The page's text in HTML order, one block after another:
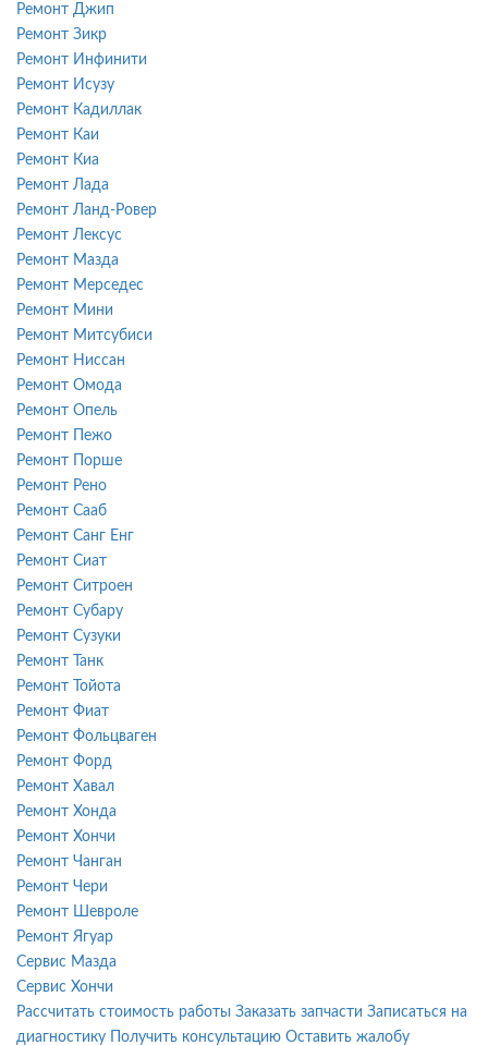
Ремонт Джип
Ремонт Зикр
Ремонт Инфинити
Ремонт Исузу
Ремонт Кадиллак
Ремонт Каи
Ремонт Киа
Ремонт Лада
Ремонт Ланд-Ровер
Ремонт Лексус
Ремонт Мазда
Ремонт Мерседес
Ремонт Мини
Ремонт Митсубиси
Ремонт Ниссан
Ремонт Омода
Ремонт Опель
Ремонт Пежо
Ремонт Порше
Ремонт Рено
Ремонт Сааб
Ремонт Санг Енг
Ремонт Сиат
Ремонт Ситроен
Ремонт Субару
Ремонт Сузуки
Ремонт Танк
Ремонт Тойота
Ремонт Фиат
Ремонт Фольцваген
Ремонт Форд
Ремонт Хавал
Ремонт Хонда
Ремонт Хончи
Ремонт Чанган
Ремонт Чери
Ремонт Шевроле
Ремонт Ягуар
Сервис Мазда
Сервис Хончи
Рассчитать стоимость работы Заказать запчасти Записаться на
диагностику
Получить консультацию Оставить жалобу